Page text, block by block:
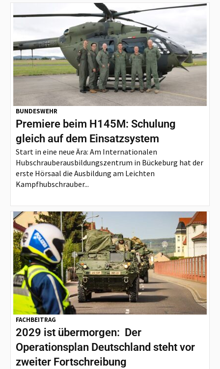
BUNDESWEHR
Premiere beim H145M: Schulung
gleich auf dem Einsatzsystem
Start in eine neue Ära: Am Internationalen
Hubschrauberausbildungszentrum in Bückeburg hat der
erste Hörsaal die Ausbildung am Leichten
Kampfhubschrauber...
FACHBEITRAG
2029 ist übermorgen: Der
Operationsplan Deutschland steht vor
zweiter Fortschreibung